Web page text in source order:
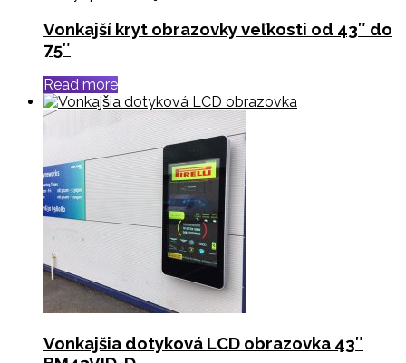
Vonkajší kryt obrazovky veľkosti od 43″ do
75″
Read more
Vonkajšia dotyková LCD obrazovka 43″